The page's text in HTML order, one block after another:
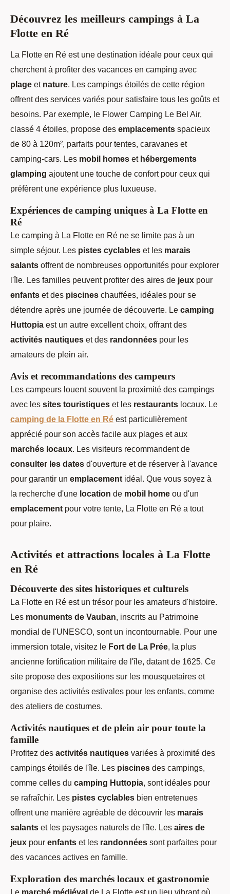
Découvrez les meilleurs campings à La
Flotte en Ré
La Flotte en Ré est une destination idéale pour ceux qui
cherchent à profiter des vacances en camping avec
plage et nature. Les campings étoilés de cette région
offrent des services variés pour satisfaire tous les goûts et
besoins. Par exemple, le Flower Camping Le Bel Air,
classé 4 étoiles, propose des emplacements spacieux
de 80 à 120m², parfaits pour tentes, caravanes et
camping-cars. Les mobil homes et hébergements
glamping ajoutent une touche de confort pour ceux qui
préfèrent une expérience plus luxueuse.
Expériences de camping uniques à La Flotte en
Ré
Le camping à La Flotte en Ré ne se limite pas à un
simple séjour. Les pistes cyclables et les marais
salants offrent de nombreuses opportunités pour explorer
l'île. Les familles peuvent profiter des aires de jeux pour
enfants et des piscines chauffées, idéales pour se
détendre après une journée de découverte. Le camping
Huttopia est un autre excellent choix, offrant des
activités nautiques et des randonnées pour les
amateurs de plein air.
Avis et recommandations des campeurs
Les campeurs louent souvent la proximité des campings
avec les sites touristiques et les restaurants locaux. Le
camping de la Flotte en Ré est particulièrement
apprécié pour son accès facile aux plages et aux
marchés locaux. Les visiteurs recommandent de
consulter les dates d'ouverture et de réserver à l'avance
pour garantir un emplacement idéal. Que vous soyez à
la recherche d'une location de mobil home ou d'un
emplacement pour votre tente, La Flotte en Ré a tout
pour plaire.
Activités et attractions locales à La Flotte
en Ré
Découverte des sites historiques et culturels
La Flotte en Ré est un trésor pour les amateurs d'histoire.
Les monuments de Vauban, inscrits au Patrimoine
mondial de l'UNESCO, sont un incontournable. Pour une
immersion totale, visitez le Fort de La Prée, la plus
ancienne fortification militaire de l'île, datant de 1625. Ce
site propose des expositions sur les mousquetaires et
organise des activités estivales pour les enfants, comme
des ateliers de costumes.
Activités nautiques et de plein air pour toute la
famille
Profitez des activités nautiques variées à proximité des
campings étoilés de l'île. Les piscines des campings,
comme celles du camping Huttopia, sont idéales pour
se rafraîchir. Les pistes cyclables bien entretenues
offrent une manière agréable de découvrir les marais
salants et les paysages naturels de l'île. Les aires de
jeux pour enfants et les randonnées sont parfaites pour
des vacances actives en famille.
Exploration des marchés locaux et gastronomie
Le marché médiéval de La Flotte est un lieu vibrant où